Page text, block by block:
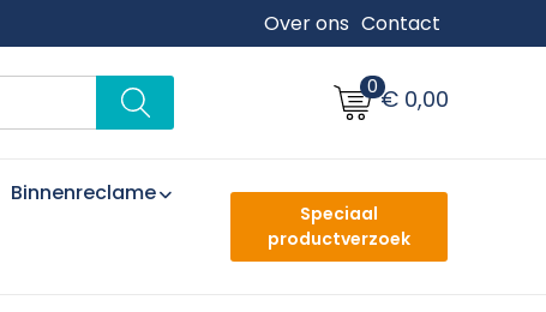
Over ons Contact
0€ 0,00
Binnenreclame
Speciaal
productverzoek